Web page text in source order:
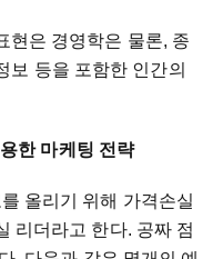
현은 경영학은 물론, 종
보 등을 포함한 인간의
한 마케팅 전략
올리기 위해 가격손실
리더라고 한다. 공짜 점